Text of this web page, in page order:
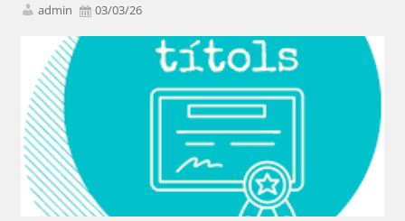
admin 03/03/26